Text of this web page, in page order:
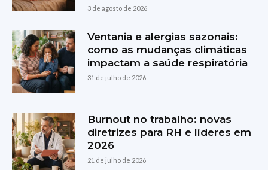
3 de agosto de 2026
Ventania e alergias sazonais:
como as mudanças climáticas
impactam a saúde respiratória
31 de julho de 2026
Burnout no trabalho: novas
diretrizes para RH e líderes em
2026
21 de julho de 2026